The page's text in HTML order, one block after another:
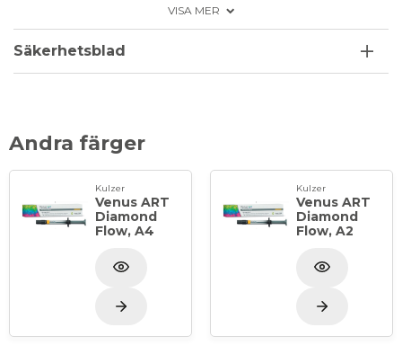
splinting av mobila tänder. Finns i 12 färger. Venus
VISA MER
Säkerhetsblad
Andra färger
Kulzer
Venus ART
Diamond
Flow, A4
Kulzer
Venus ART
Diamond
Flow, A2